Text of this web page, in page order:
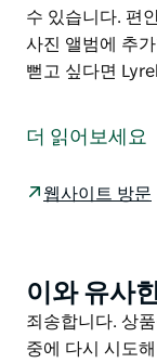
수 있습니다. 편
사진 앨범에 추
뻗고 싶다면
처 블루 마운틴
속 산책 아이들
Solitary와 Kings
세요. 장엄한 파
계곡 열풍을 타
더 읽어보세요
웹사이트 방문
Product
List
이와 유사
Product
List
죄송합니다. 상
중에 다시 시도